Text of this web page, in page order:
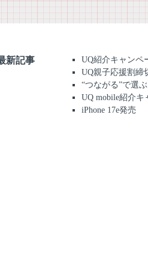
新記事
UQ紹介キャンペ
UQ親子応援割締
“つながる”で選
UQ mobile紹介キ
iPhone 17e発売